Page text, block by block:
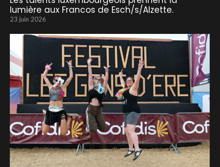
lumière aux Francos de Esch/s/Alzette.
23 juin 2026